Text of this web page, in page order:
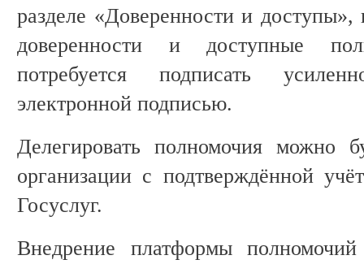
разделе «Доверенности и доступы»,
доверенности и доступные
потребуется подписать
электронной подписью.
Делегировать полномочия можно
организации с подтверждённой
Госуслуг.
Внедрение платформы полномочий